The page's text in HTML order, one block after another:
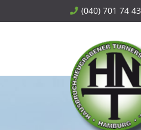
to
(040) 701 74 43